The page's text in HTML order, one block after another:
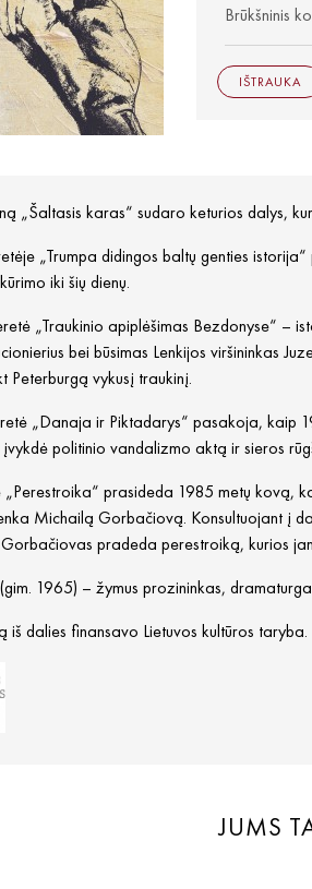
Brūkšninis
IŠTRAUKA
„Šaltasis karas“ sudaro keturios dalys,
„Trumpa didingos baltų genties
iki šių dienų.
„Traukinio apiplėšimas Bezdonyse“ –
bei būsimas Lenkijos viršininkas
Peterburgą vykusį traukinį.
„Danaja ir Piktadarys“ pasakoja, kaip
politinio vandalizmo aktą ir sieros
„Perestroika“ prasideda 1985 metų kovą,
Michailą Gorbačiovą. Konsultuojant į
Gorbačiovas pradeda perestroiką, kurios
(gim. 1965) – žymus prozininkas,
iš dalies finansavo Lietuvos kultūros taryba.
JUMS